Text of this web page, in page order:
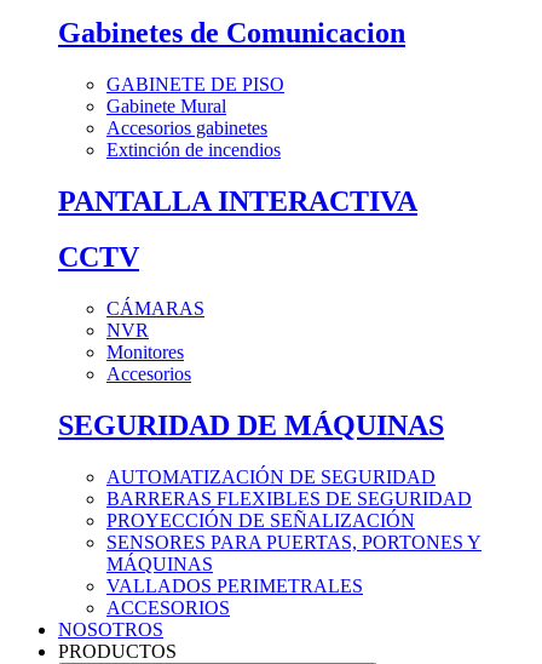
Gabinetes de Comunicacion
GABINETE DE PISO
Gabinete Mural
Accesorios gabinetes
Extinción de incendios
PANTALLA INTERACTIVA
CCTV
CÁMARAS
NVR
Monitores
Accesorios
SEGURIDAD DE MÁQUINAS
AUTOMATIZACIÓN DE SEGURIDAD
BARRERAS FLEXIBLES DE SEGURIDAD
PROYECCIÓN DE SEÑALIZACIÓN
SENSORES PARA PUERTAS, PORTONES Y
MÁQUINAS
VALLADOS PERIMETRALES
ACCESORIOS
NOSOTROS
PRODUCTOS